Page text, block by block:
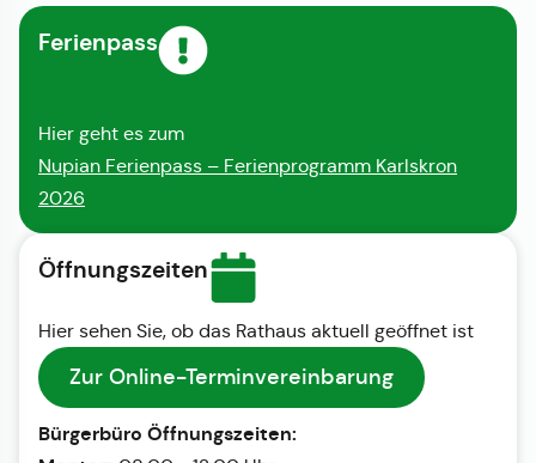
Ferienpass
Hier geht es zum
Nupian Ferienpass – Ferienprogramm Karlskron
2026
Öffnungszeiten
Hier sehen Sie, ob das Rathaus aktuell geöffnet ist
Zur Online-Terminvereinbarung
Bürgerbüro Öffnungszeiten: